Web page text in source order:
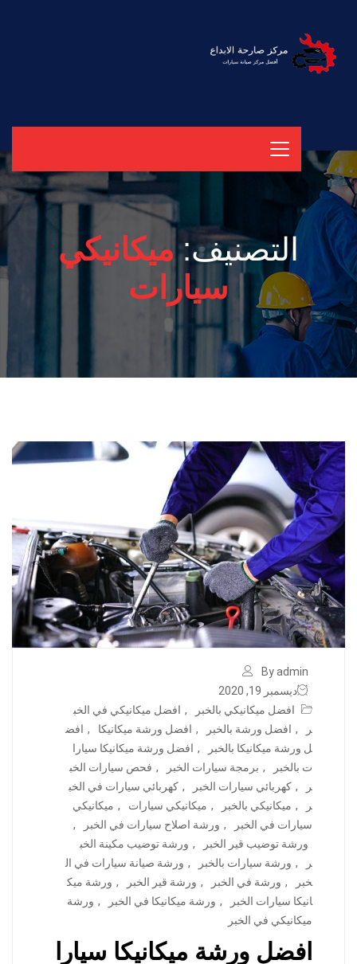
التصنيف:ميكانيكي
سيارات
By admin
ديسمبر 19, 2020
افضل ميكانيكي بالخبر
, افضل ميكانيكي في الخب
ر
, افضل ورشة بالخبر , افضل ورشة ميكانيكا , افض
ل ورشة ميكانيكا بالخبر
, افضل ورشة ميكانيكا سيارا
ت بالخبر
, برمجة سيارات الخبر , فحص سيارات الخب
ر
, كهربائي سيارات الخبر , كهربائي سيارات في الخب
ر
, ميكانيكي بالخبر , ميكانيكي سيارات , ميكانيكي
سيارات في الخبر
, ورشة اصلاح سيارات في الخبر
,
ورشة توضيب قير الخبر
, ورشة توضيب مكينة الخب
ر
, ورشة سيارات بالخبر , ورشة صيانة سيارات في ال
خبر
, ورشة في الخبر , ورشة قير الخبر , ورشة ميك
انيكا سيارات الخبر
, ورشة ميكانيكا في الخبر , ورشة
ميكانيكي في الخبر
افضل ورشة ميكانيكا سيارا